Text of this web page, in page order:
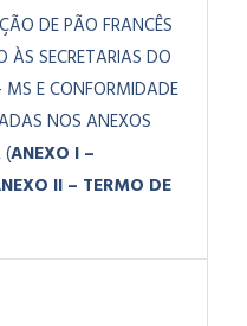
DE PÃO FRANCÊS
ÀS SECRETARIAS DO
E CONFORMIDADE
NOS ANEXOS
(ANEXO I –
II – TERMO DE